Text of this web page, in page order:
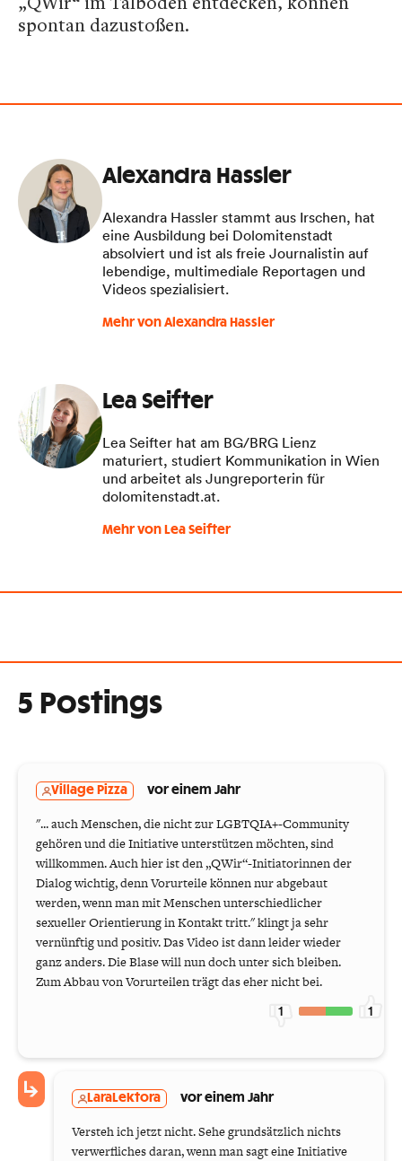
spontan dazustoßen.
Alexandra Hassler
Alexandra Hassler stammt aus Irschen, hat
eine Ausbildung bei Dolomitenstadt
absolviert und ist als freie Journalistin auf
lebendige, multimediale Reportagen und
Videos spezialisiert.
Mehr von Alexandra Hassler
Lea Seifter
Lea Seifter hat am BG/BRG Lienz
maturiert, studiert Kommunikation in Wien
und arbeitet als Jungreporterin für
dolomitenstadt.at.
Mehr von Lea Seifter
5 Postings
Village Pizza vor einem Jahr
"... auch Menschen, die nicht zur LGBTQIA+-Community
gehören und die Initiative unterstützen möchten, sind
willkommen. Auch hier ist den „QWir“-Initiatorinnen der
Dialog wichtig, denn Vorurteile können nur abgebaut
werden, wenn man mit Menschen unterschiedlicher
sexueller Orientierung in Kontakt tritt." klingt ja sehr
vernünftig und positiv. Das Video ist dann leider wieder
ganz anders. Die Blase will nun doch unter sich bleiben.
Zum Abbau von Vorurteilen trägt das eher nicht bei.
1 1
LaraLektora vor einem Jahr
Versteh ich jetzt nicht. Sehe grundsätzlich nichts
verwerfliches daran, wenn man sagt eine Initiative